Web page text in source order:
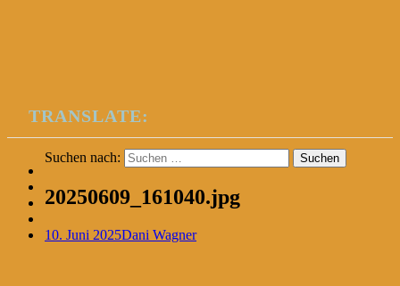
TRANSLATE:
Suchen nach:
20250609_161040.jpg
10. Juni 2025Dani Wagner